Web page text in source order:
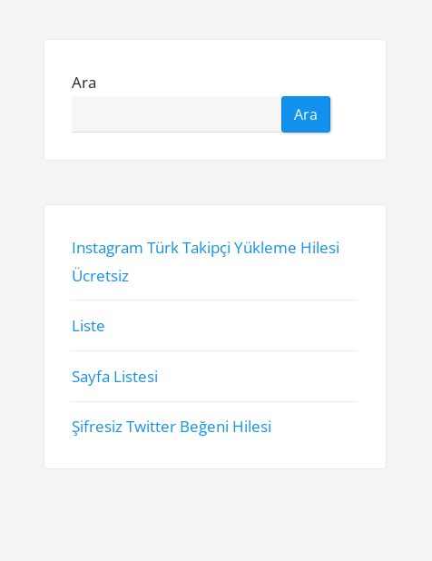
Ara
Ara
Instagram Türk Takipçi Yükleme Hilesi
Ücretsiz
Liste
Sayfa Listesi
Şifresiz Twitter Beğeni Hilesi